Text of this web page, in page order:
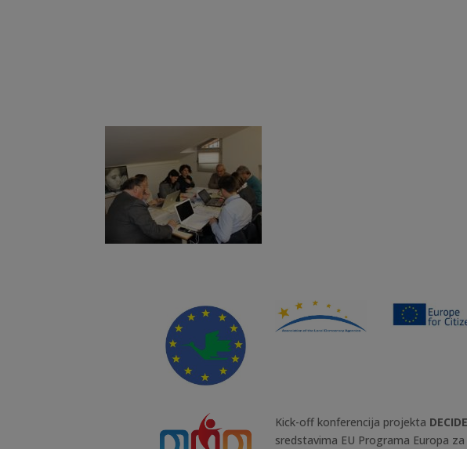
Kick-off konferencija projekta DECIDE
sredstavima EU Programa Europa